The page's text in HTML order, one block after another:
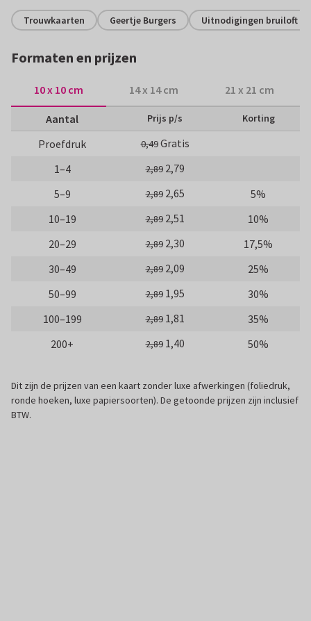
Trouwkaarten Geertje Burgers Uitnodigingen bruiloft
Formaten en prijzen
10 x 10 cm 14 x 14 cm 21 x 21 cm
Aantal Prijs p/s Korting
Proefdruk 0,49Gratis
1–4
2,89 2,79
5–9
2,89 2,65
5%
10–19
2,89 2,51
10%
20–29
2,89 2,30
17,5%
30–49
2,89 2,09
25%
50–99
2,89 1,95
30%
100–199
2,89 1,81
35%
200+
2,89 1,40 50%
Dit zijn de prijzen van een kaart zonder luxe afwerkingen (foliedruk,
ronde hoeken, luxe papiersoorten). De getoonde prijzen zijn inclusief
BTW.